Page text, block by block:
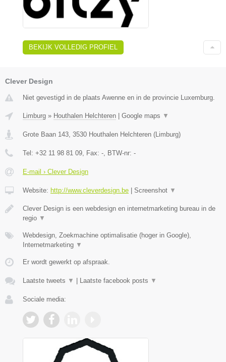
BEKIJK VOLLEDIG PROFIEL
Clever Design
Niet gevestigd in de plaats Awenne en in de provincie Luxemburg.
Limburg » Houthalen Helchteren Google maps ▼
Grote Baan 143, 3530 Houthalen Helchteren (Limburg)
Tel: +32 11 98 81 09, Fax: -, BTW-nr: -
E-mail › Clever Design
Website: http://www.cleverdesign.be Screenshot ▼
Clever Design is een webdesign en internetmarketing bureau in de
regio ▼
Webdesign, Zoekmachine optimalisatie (hoger in Google),
Internetmarketing ▼
Er wordt gewerkt op afspraak.
Laatste tweets ▼ Laatste facebook posts ▼
Sociale media: